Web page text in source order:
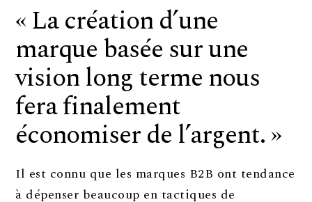
« La création d’une
marque basée sur une
vision long terme nous
fera finalement
économiser de l’argent. »
Il est connu que les marques B2B ont tendance
à dépenser beaucoup en tactiques de